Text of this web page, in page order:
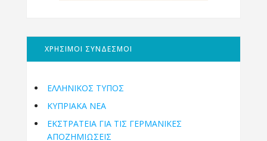
ΧΡΗΣΙΜΟΙ ΣΥΝΔΕΣΜΟΙ
ΕΛΛΗΝΙΚΟΣ ΤΥΠΟΣ
ΚΥΠΡΙΑΚΑ ΝΕΑ
ΕΚΣΤΡΑΤΕΙΑ ΓΙΑ ΤΙΣ ΓΕΡΜΑΝΙΚΕΣ
ΑΠΟΖΗΜΙΩΣΕΙΣ